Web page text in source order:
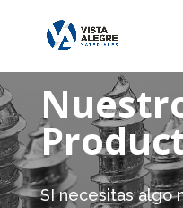
SI necesitas algo